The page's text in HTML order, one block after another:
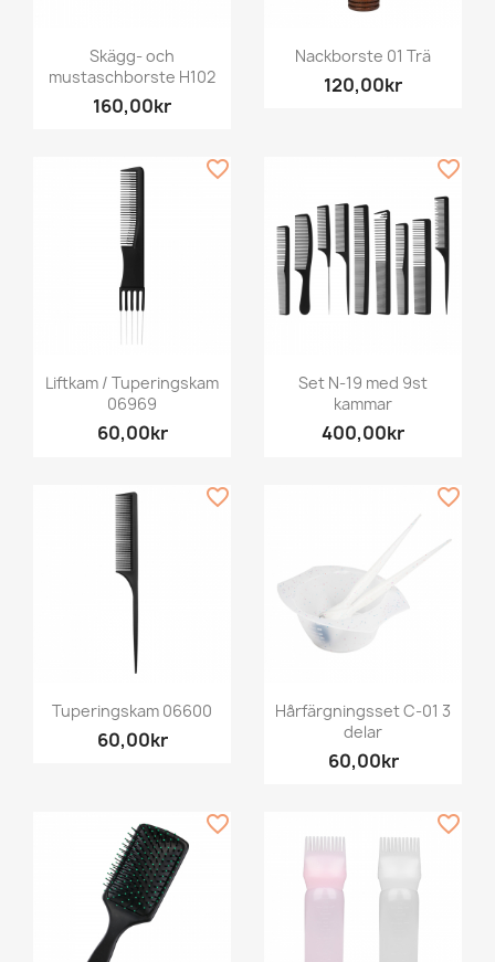
Skägg- och
mustaschborste H102
160,00kr
Nackborste 01 Trä
120,00kr
Liftkam / Tuperingskam
06969
60,00kr
favorite_border
Set N-19 med 9st
kammar
400,00kr
favorite_border
Tuperingskam 06600
60,00kr
favorite_border
Hårfärgningsset C-01 3
delar
60,00kr
favorite_border
favorite_border favorite_border